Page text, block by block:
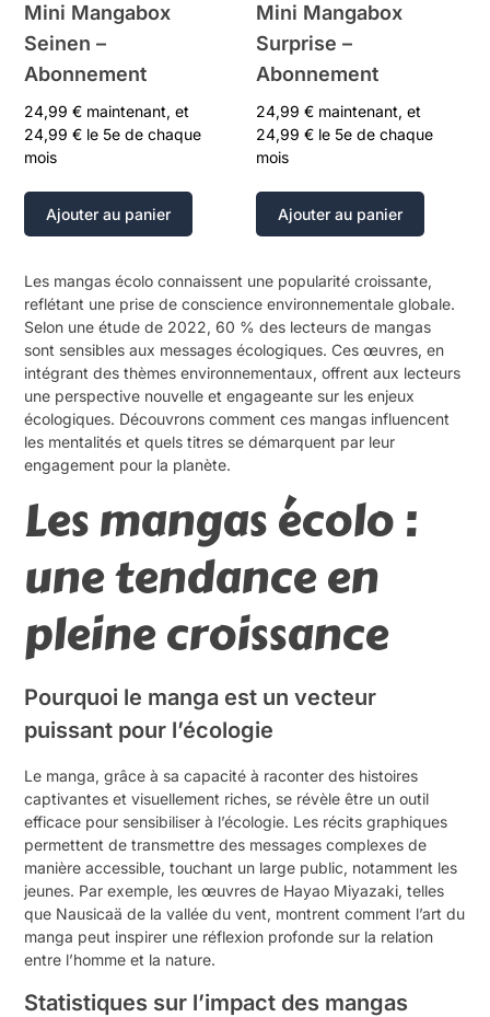
Mini Mangabox
Seinen –
Abonnement
24,99€ maintenant, et
24,99€ le 5e de chaque
mois
Ajouter au panier
Mini Mangabox
Surprise –
Abonnement
24,99 € maintenant, et
24,99 € le 5e de chaque
mois
Ajouter au panier
Les mangas écolo connaissent une popularité croissante,
reflétant une prise de conscience environnementale globale.
Selon une étude de 2022, 60 % des lecteurs de mangas
sont sensibles aux messages écologiques. Ces œuvres, en
intégrant des thèmes environnementaux, offrent aux lecteurs
une perspective nouvelle et engageante sur les enjeux
écologiques. Découvrons comment ces mangas influencent
les mentalités et quels titres se démarquent par leur
engagement pour la planète.
Les mangas écolo :
une tendance en
pleine croissance
Pourquoi le manga est un vecteur
puissant pour l’écologie
Le manga, grâce à sa capacité à raconter des histoires
captivantes et visuellement riches, se révèle être un outil
efficace pour sensibiliser à l’écologie. Les récits graphiques
permettent de transmettre des messages complexes de
manière accessible, touchant un large public, notamment les
jeunes. Par exemple, les œuvres de Hayao Miyazaki, telles
que Nausicaä de la vallée du vent, montrent comment l’art du
manga peut inspirer une réflexion profonde sur la relation
entre l’homme et la nature.
Statistiques sur l’impact des mangas